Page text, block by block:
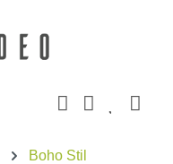
Boho Stil